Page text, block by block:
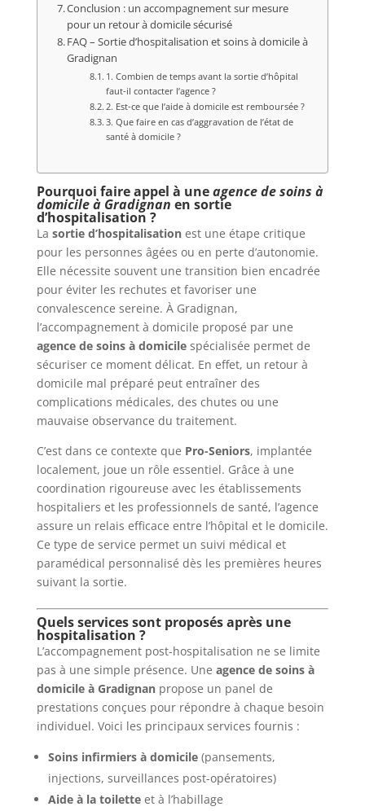
Conclusion : un accompagnement sur mesure
pour un retour à domicile sécurisé
FAQ – Sortie d’hospitalisation et soins à domicile à
Gradignan
1. Combien de temps avant la sortie d’hôpital
faut-il contacter l’agence ?
2. Est-ce que l’aide à domicile est remboursée ?
3. Que faire en cas d’aggravation de l’état de
santé à domicile ?
Pourquoi faire appel à uneagence de soins à
domicile à Gradignan en sortie
d’hospitalisation ?
La sortie d’hospitalisationest une étape critique
pour les personnes âgées ou en perte d’autonomie.
Elle nécessite souvent une transition bien encadrée
pour éviter les rechutes et favoriser une
convalescence sereine. À Gradignan,
l’accompagnement à domicile proposé par une
agence de soins à domicilespécialisée permet de
sécuriser ce moment délicat. En effet, un retour à
domicile mal préparé peut entraîner des
complications médicales, des chutes ou une
mauvaise observance du traitement.
C’est dans ce contexte que Pro-Seniors, implantée
localement, joue un rôle essentiel. Grâce à une
coordination rigoureuse avec les établissements
hospitaliers et les professionnels de santé, l’agence
assure un relais efficace entre l’hôpital et le domicile.
Ce type de service permet un suivi médical et
paramédical personnalisé dès les premières heures
suivant la sortie.
Quels services sont proposés après une
hospitalisation ?
L’accompagnement post-hospitalisation ne se limite
pas à une simple présence. Une agence de soins à
domicile à Gradignanpropose un panel de
prestations conçues pour répondre à chaque besoin
individuel. Voici les principaux services fournis :
Soins infirmiers à domicile(pansements,
injections, surveillances post-opératoires)
Aide à la toiletteet à l’habillage